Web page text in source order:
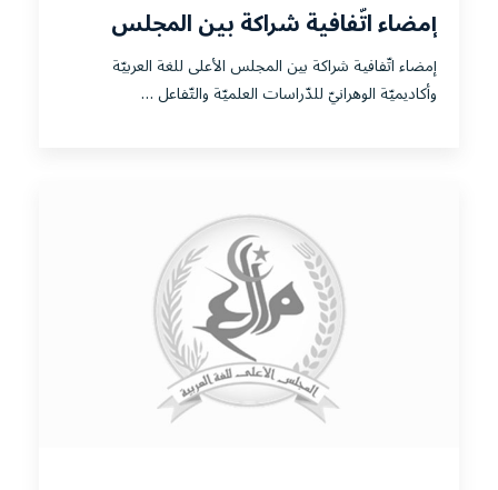
إمضاء اتّفافية شراكة بين المجلس
الأعلى للغة العربيّة وأكاديميّة الوهرانيّ
للدّراسات العلميّة والتّفاعل الثّقافيّ،
إمضاء اتّفافية شراكة بين المجلس الأعلى للغة العربيّة
وأكاديميّة الوهرانيّ للدّراسات العلميّة والتّفاعل …